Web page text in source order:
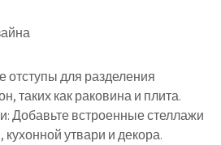
отступы для разделения
таких как раковина и плита.
Добавьте встроенные стеллажи
утвари и декора.